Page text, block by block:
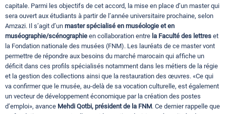
capitale. Parmi les objectifs de cet accord, la mise en place d’un master qui
sera ouvert aux étudiants à partir de l’année universitaire prochaine, selon
Amzazi. Il s’agit d’un master spécialisé en muséologie et en
muséographie/scénographie en collaboration entre la Faculté des lettres et
la Fondation nationale des musées (FNM). Les lauréats de ce master vont
permettre de répondre aux besoins du marché marocain qui affiche un
déficit dans ces profils spécialisés notamment dans les métiers de la régie
et la gestion des collections ainsi que la restauration des œuvres. «Ce qui
va confirmer que le musée, au-delà de sa vocation culturelle, est également
un vecteur de développement économique par la création des postes
d’emploi», avance Mehdi Qotbi, président de la FNM. Ce dernier rappelle que